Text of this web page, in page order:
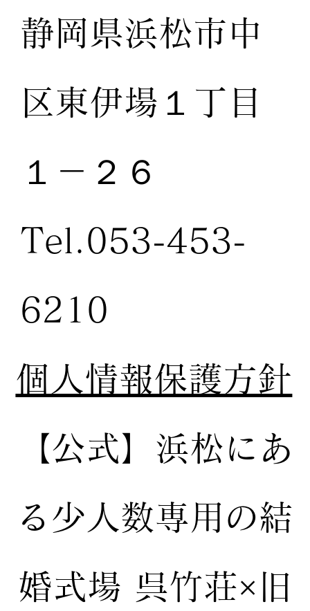
静岡県浜松市中
区東伊場１丁目
１－２６
Tel.053-453-
6210
個人情報保護方針
【公式】 浜松にあ
る少人数専用の結
婚式場 呉竹荘×旧